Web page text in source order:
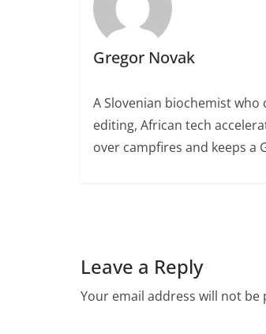
Gregor Novak
A Slovenian biochemist
editing, African tech
over campfires and keeps a
Leave a Reply
Your email address will not be